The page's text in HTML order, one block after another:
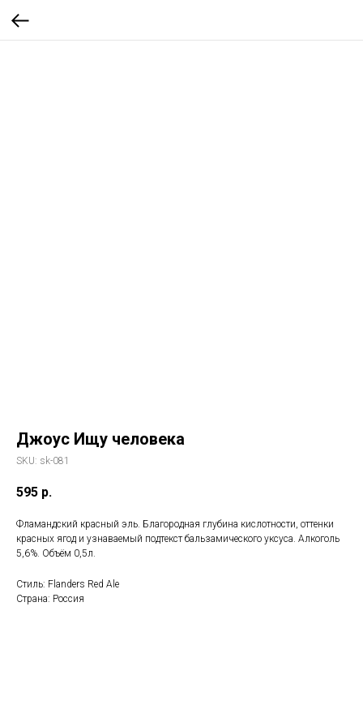
Джоус Ищу человека
SKU: sk-081
595 р.
Фламандский красный эль. Благородная глубина кислотности, оттенки
красных ягод и узнаваемый подтекст бальзамического уксуса. Алкоголь
5,6%. Объём 0,5л.
Стиль: Flanders Red Ale
Страна: Россия